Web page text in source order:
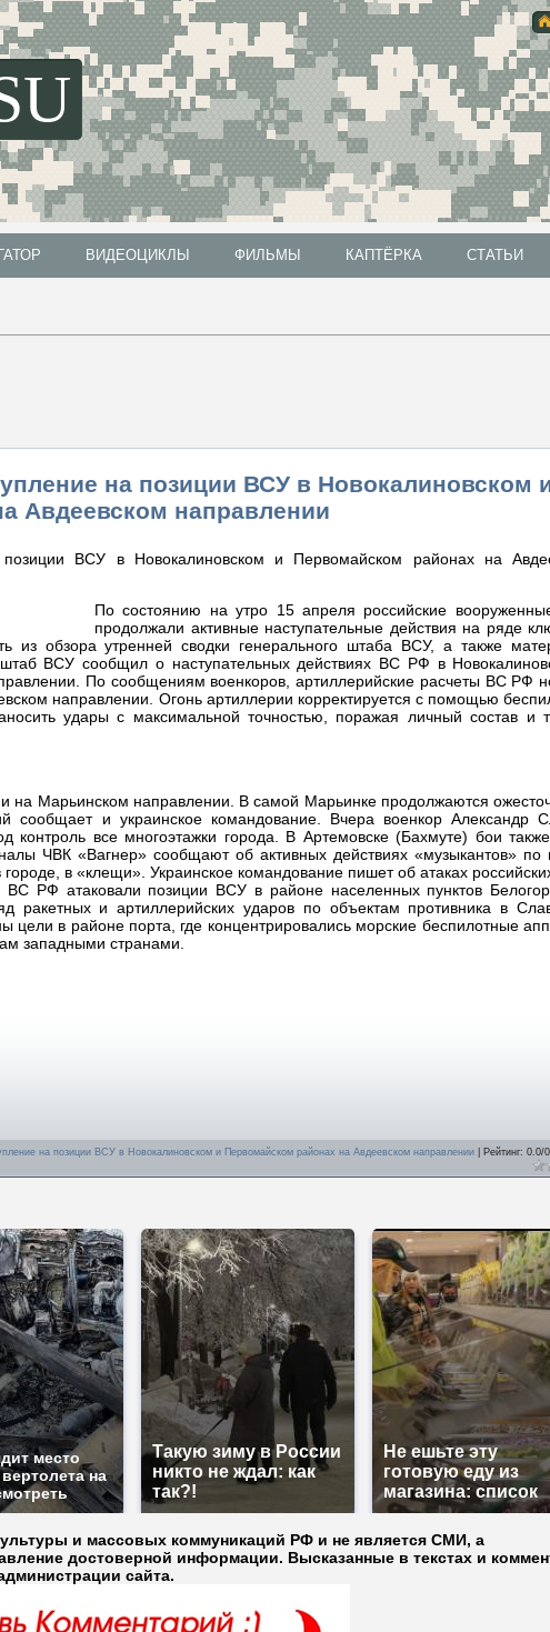
ВИДЕОЦИКЛЫ ФИЛЬМЫ КАПТЁРКА СТАТЬИ
на позиции ВСУ в Новокалиновском
Авдеевском направлении
По состоянию на утро 15 апреля российские
продолжали активные наступательные действия на ряде
из обзора утренней сводки генерального штаба ВСУ, а также
ВСУ сообщил о наступательных действиях ВС РФ в
По сообщениям военкоров, артиллерийские расчеты ВС РФ
направлении. Огонь артиллерии корректируется с помощью
удары с максимальной точностью, поражая личный состав и
и на Марьинском направлении. В самой Марьинке продолжаются
сообщает и украинское командование. Вчера военкор Александр
контроль все многоэтажки города. В Артемовске (Бахмуте) бои
ЧВК «Вагнер» сообщают об активных действиях «музыкантов» по
в «клещи». Украинское командование пишет об атаках
РФ атаковали позиции ВСУ в районе населенных пунктов
и артиллерийских ударов по объектам противника в
цели в районе порта, где концентрировались морские беспилотные
западными странами.
на позиции ВСУ в Новокалиновском и Первомайском районах на Авдеевском направлении Рейтинг: 0.0/0
место
на
Такую зиму в России
никто не ждал: как
так?!
Не ешьте эту
готовую еду из
магазина: список
и массовых коммуникаций РФ и не является СМИ, а
достоверной информации. Высказанные в текстах и
сайта.